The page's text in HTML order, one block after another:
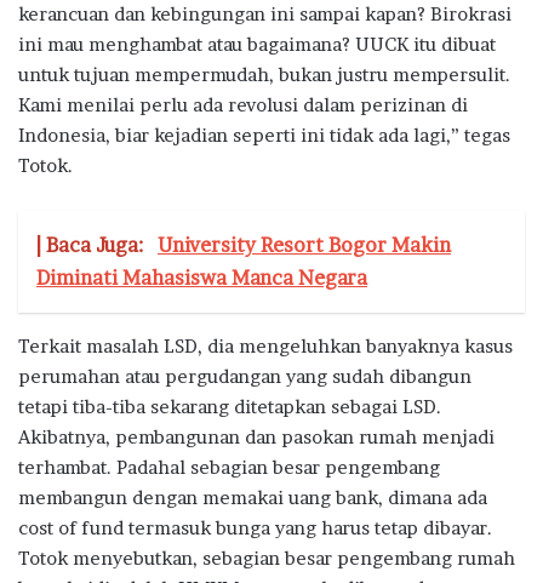
kerancuan dan kebingungan ini sampai kapan? Birokrasi
ini mau menghambat atau bagaimana? UUCK itu dibuat
untuk tujuan mempermudah, bukan justru mempersulit.
Kami menilai perlu ada revolusi dalam perizinan di
Indonesia, biar kejadian seperti ini tidak ada lagi,” tegas
Totok.
| Baca Juga: University Resort Bogor Makin
Diminati Mahasiswa Manca Negara
Terkait masalah LSD, dia mengeluhkan banyaknya kasus
perumahan atau pergudangan yang sudah dibangun
tetapi tiba-tiba sekarang ditetapkan sebagai LSD.
Akibatnya, pembangunan dan pasokan rumah menjadi
terhambat. Padahal sebagian besar pengembang
membangun dengan memakai uang bank, dimana ada
cost of fund termasuk bunga yang harus tetap dibayar.
Totok menyebutkan, sebagian besar pengembang rumah